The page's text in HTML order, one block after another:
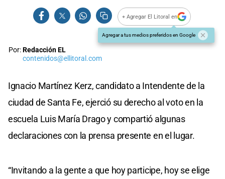
+ Agregar El Litoral en
Agregar a tus medios preferidos en Google
Por:Redacción EL
contenidos@ellitoral.com
Ignacio Martínez Kerz, candidato a Intendente de la
ciudad de Santa Fe, ejerció su derecho al voto en la
escuela Luis María Drago y compartió algunas
declaraciones con la prensa presente en el lugar.
“Invitando a la gente a que hoy participe, hoy se elige